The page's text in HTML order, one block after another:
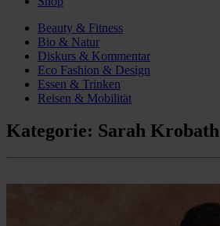
Beauty & Fitness
Bio & Natur
Diskurs & Kommentar
Eco Fashion & Design
Essen & Trinken
Reisen & Mobilität
Kategorie: Sarah Krobath